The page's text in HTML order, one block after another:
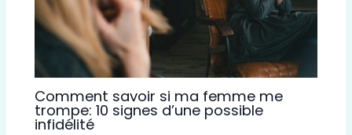
Comment savoir si ma femme me
trompe: 10 signes d’une possible
infidélité